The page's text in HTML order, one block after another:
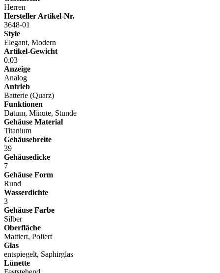
Herren
Hersteller Artikel-Nr.
3648-01
Style
Elegant, Modern
Artikel-Gewicht
0.03
Anzeige
Analog
Antrieb
Batterie (Quarz)
Funktionen
Datum, Minute, Stunde
Gehäuse Material
Titanium
Gehäusebreite
39
Gehäusedicke
7
Gehäuse Form
Rund
Wasserdichte
3
Gehäuse Farbe
Silber
Oberfläche
Mattiert, Poliert
Glas
entspiegelt, Saphirglas
Lünette